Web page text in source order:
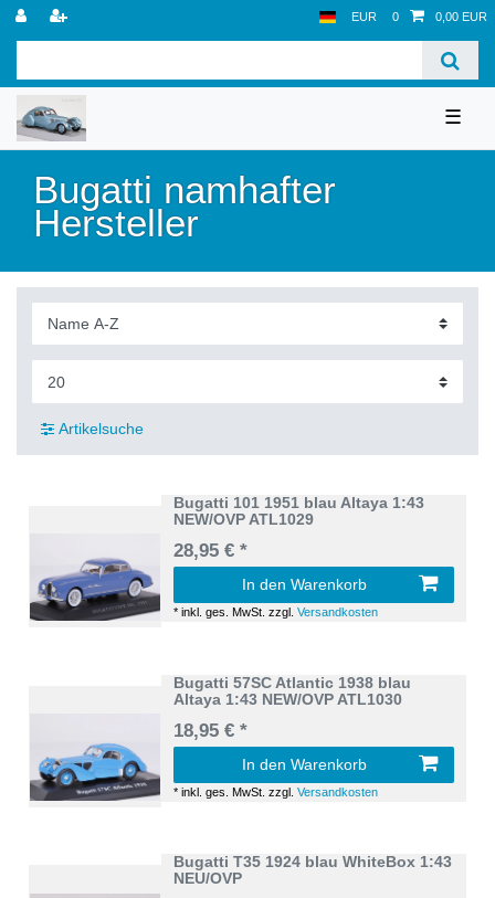
EUR 0 0,00 EUR
☰
Bugatti namhafter
Hersteller
Artikelsuche
Bugatti 101 1951 blau Altaya 1:43
NEW/OVP ATL1029
28,95 € *
In den Warenkorb
*inkl. ges. MwSt. zzgl.Versandkosten
Bugatti 57SC Atlantic 1938 blau
Altaya 1:43 NEW/OVP ATL1030
18,95 € *
In den Warenkorb
*inkl. ges. MwSt. zzgl.Versandkosten
Bugatti T35 1924 blau WhiteBox 1:43
NEU/OVP